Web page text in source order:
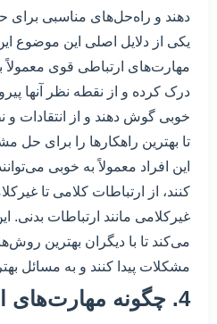
دهند و راه‌حل‌های مناسبی برای حل
یکی از دلایل اصلی این موضوع
مهارت‌های ارتباطی قوی معمولاً
درک کرده و از نقطه نظر آنها
خوبی گوش دهند و از انتقادات و
تا بهترین راهکارها را برای حل
این افراد معمولاً به خوبی
کنند، از ارتباطات کلامی تا
غیرکلامی مانند ارتباطات بدنی.
می‌کند تا با دیگران بهترین
مشکلات پیدا کنند و به مسائل
4. چگونه مهارت‌های